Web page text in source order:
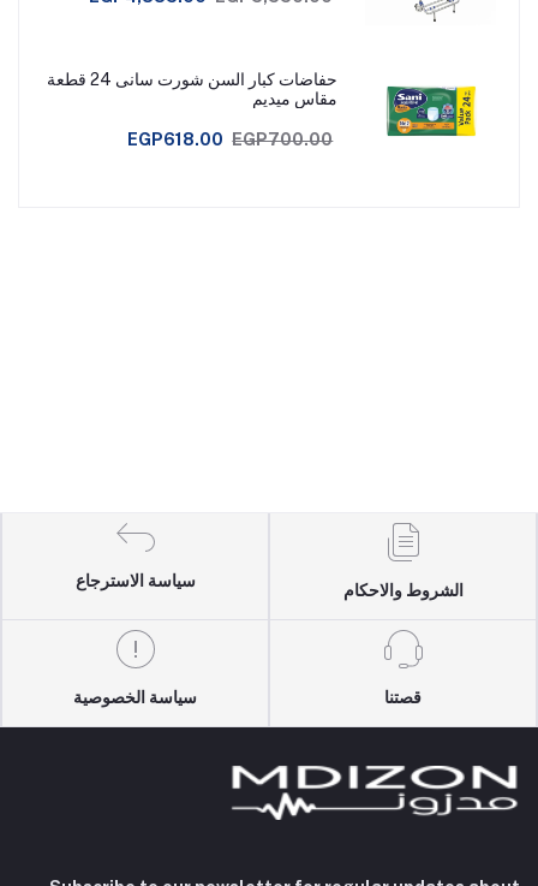
حفاضات كبار السن شورت سانى 24 قطعة
مقاس ميديم
EGP618.00 EGP700.00
الشروط والاحكام
سياسة الاسترجاع
قصتنا سياسة الخصوصية